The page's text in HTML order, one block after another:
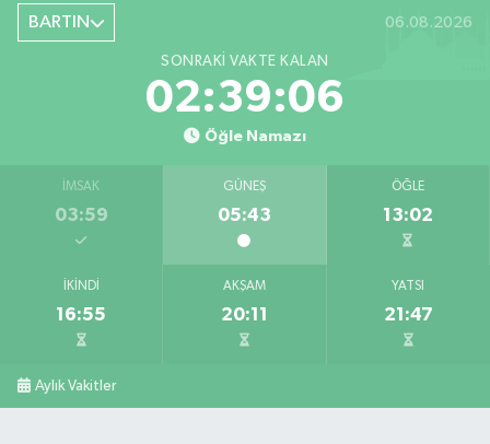
Şiremirçavuş Mahallesi, Kırıkçı Zeliha Ana Sokak No:20 8 Merkez Bartın
0 (378) 227 85 45
BARTIN 06.08.2026
SONRAKI VAKTE KALAN
02:39:05
Öğle Namazı
İMSAK
03:59
GÜNEŞ
05:43
ÖĞLE
13:02
İKINDI
16:55
AKŞAM
20:11
YATSI
21:47
Aylık Vakitler